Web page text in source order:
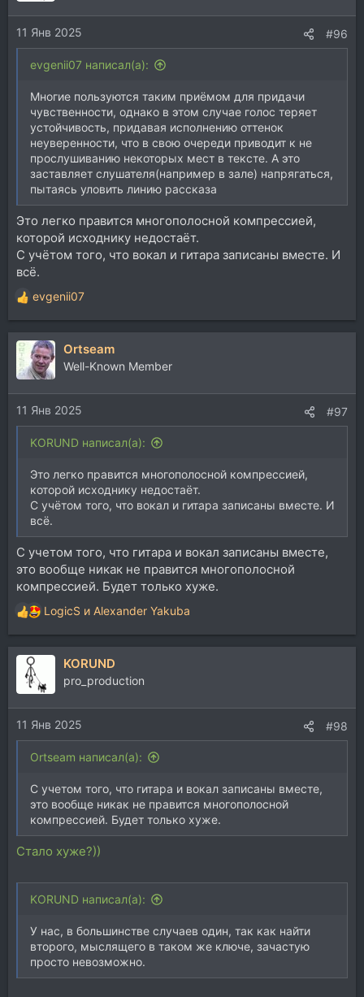
11 Янв 2025 #96
evgenii07 написал(а):
Многие пользуются таким приёмом для придачи
чувственности, однако в этом случае голос теряет
устойчивость, придавая исполнению оттенок
неуверенности, что в свою очереди приводит к не
прослушиванию некоторых мест в тексте. А это
заставляет слушателя(например в зале) напрягаться,
пытаясь уловить линию рассказа
Это легко правится многополосной компрессией,
которой исходнику недостаёт.
С учётом того, что вокал и гитара записаны вместе. И
всё.
Р
е
а
к
ц
и
и
:
evgenii07
Ortseam
Well-Known Member
11 Янв 2025 #97
KORUND написал(а):
Это легко правится многополосной компрессией,
которой исходнику недостаёт.
С учётом того, что вокал и гитара записаны вместе. И
всё.
C учетом того, что гитара и вокал записаны вместе,
это вообще никак не правится многополосной
компрессией. Будет только хуже.
Р
е
а
и
и
:
LogicS и Alexander Yakuba
KORUND
pro_production
11 Янв 2025 #98
Ortseam написал(а):
C учетом того, что гитара и вокал записаны вместе,
это вообще никак не правится многополосной
компрессией. Будет только хуже.
Стало хуже?))
KORUND написал(а):
У нас, в большинстве случаев один, так как найти
второго, мыслящего в таком же ключе, зачастую
просто невозможно.